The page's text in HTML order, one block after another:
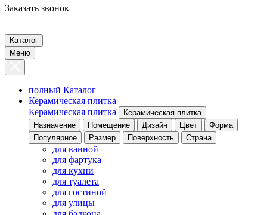
Заказать звонок
Каталог
Меню
полный Каталог
Керамическая плитка
Керамическая плитка
Керамическая плитка
Назначение
Помещение Дизайн Цвет
Форма
Популярное
Размер Поверхность Страна
для ванной
для фартука
для кухни
для туалета
для гостиной
для улицы